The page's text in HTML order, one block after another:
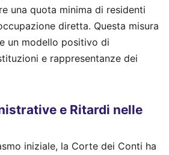
una quota minima di residenti
diretta. Questa misura
un modello positivo di
e rappresentanze dei
e Ritardi nelle
iniziale, la Corte dei Conti ha